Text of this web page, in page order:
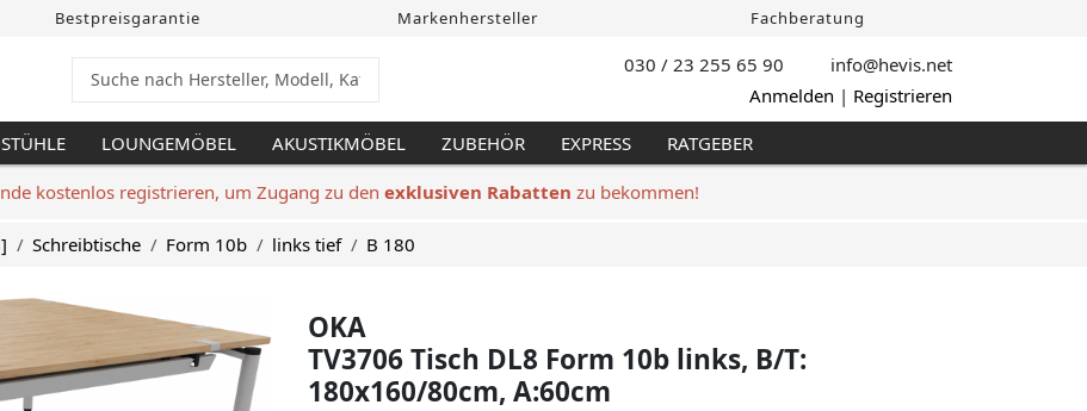
Bestpreisgarantie Markenhersteller Fachberatung
030 / 23 255 65 90 info@hevis.net
Anmelden | Registrieren
LOUNGEMÖBEL AKUSTIKMÖBEL ZUBEHÖR EXPRESS RATGEBER
kostenlos registrieren, um Zugang zu den exklusiven Rabatten zu bekommen!
Schreibtische Form 10b links tief B 180
OKA
TV3706 Tisch DL8 Form 10b links, B/T:
180x160/80cm, A:60cm